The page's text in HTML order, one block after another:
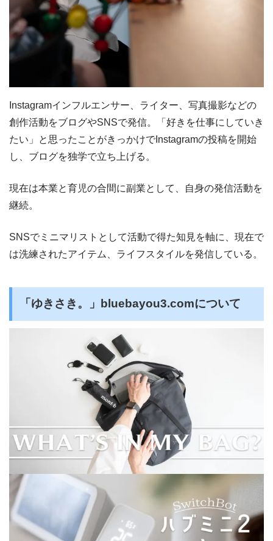
Instagramインフルエンサー、ライター、写真撮影などの
創作活動をブログやSNSで発信。「好きを仕事にしていき
たい」と思ったことがきっかけでInstagramの投稿を開始
し、ブログを独学で立ち上げる。
現在は本業と育児の合間に副業として、自身の発信活動を
継続。
SNSでミニマリストとして活動で得た知見を軸に、現在で
は洗練されたアイテム、ライフスタイルを発信している。
「ゆきさき。」bluebayou3.comについて